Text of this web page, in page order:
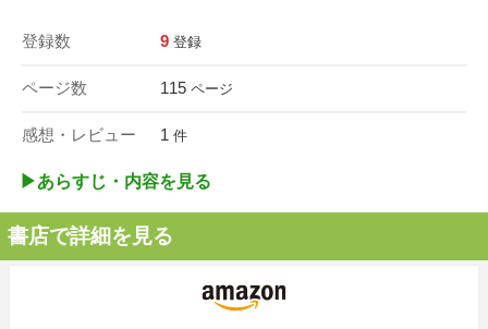
登録数 9 登録
ページ数 115 ページ
感想・レビュー 1 件
▶︎あらすじ・内容を見る
書店で詳細を見る